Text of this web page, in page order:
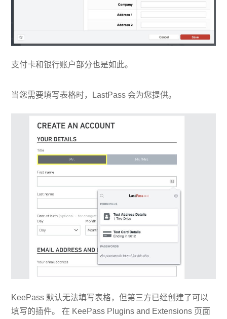
支付卡和银行账户部分也是如此。
当您需要填写表格时，LastPass 会为您提供。
KeePass 默认无法填写表格，但第三方已经创建了可以
填写的插件。 在 KeePass Plugins and Extensions 页面